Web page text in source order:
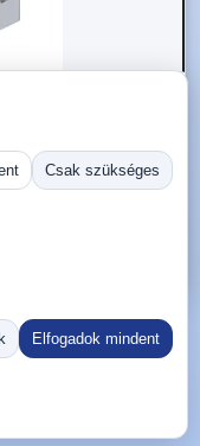
rögzített
400 kg 1 db
Csak szükséges
Elfogadok mindent